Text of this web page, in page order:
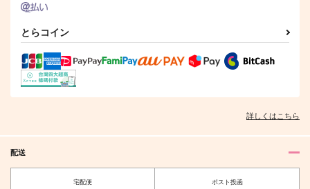
サンプル
作品詳細
とらコイン
詳しくはこちら
配送
宅配便 ポスト投函